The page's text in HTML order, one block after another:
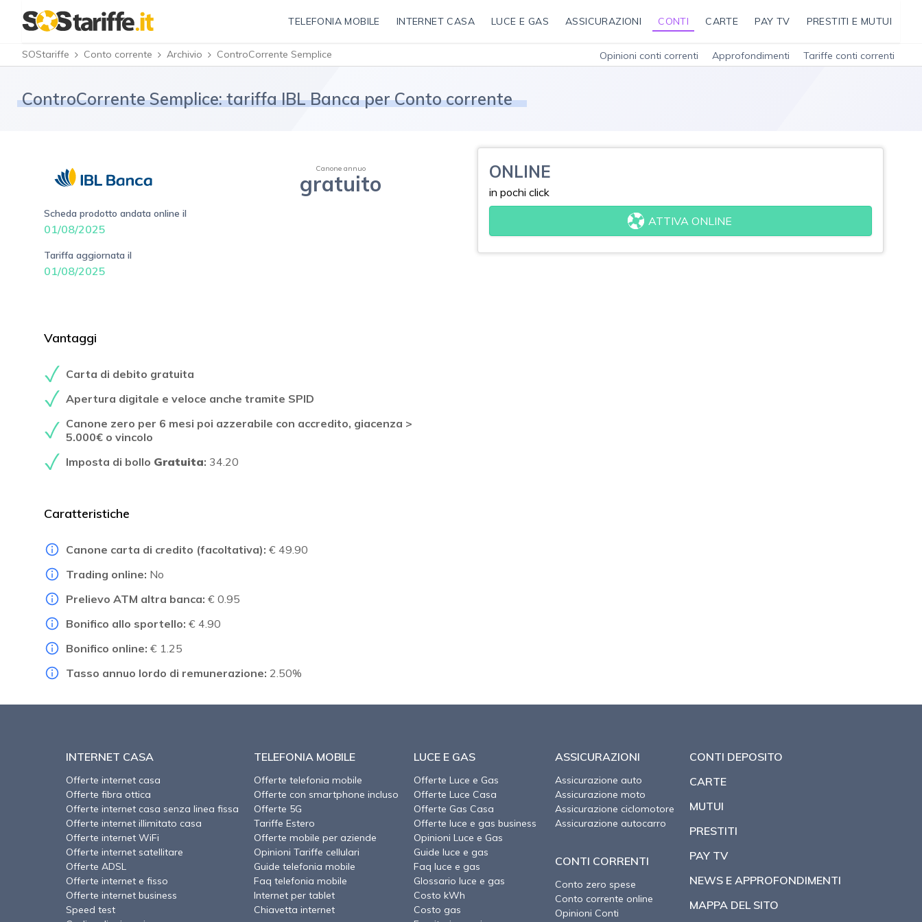
TELEFONIA MOBILE INTERNET CASA LUCE E GAS ASSICURAZIONI CONTI CARTE PAY TV PRESTITI E MUTUI
SOStariffe Conto corrente Archivio ControCorrente Semplice Opinioni conti correnti Approfondimenti Tariffe conti correnti
ControCorrente Semplice: tariffa IBL Banca per Conto corrente
Canone annuo
gratuito
Scheda prodotto andata online il
01/08/2025
Tariffa aggiornata il
01/08/2025
Vantaggi
Carta di debito gratuita
Apertura digitale e veloce anche tramite SPID
Canone zero per 6 mesi poi azzerabile con accredito, giacenza >
5.000€ o vincolo
Imposta di bollo Gratuita: 34.20
Caratteristiche
Canone carta di credito (facoltativa): € 49.90
Trading online: No
Prelievo ATM altra banca: € 0.95
Bonifico allo sportello: € 4.90
Bonifico online: € 1.25
Tasso annuo lordo di remunerazione: 2.50%
ONLINE
in pochi click
ATTIVA ONLINE
INTERNET CASA
Offerte internet casa
Offerte fibra ottica
Offerte internet casa senza linea fissa
Offerte internet illimitato casa
Offerte internet WiFi
Offerte internet satellitare
Offerte ADSL
Offerte internet e fisso
Offerte internet business
Speed test
TELEFONIA MOBILE
Offerte telefonia mobile
Offerte con smartphone incluso
Offerte 5G
Tariffe Estero
Offerte mobile per aziende
Opinioni Tariffe cellulari
Guide telefonia mobile
Faq telefonia mobile
Internet per tablet
Chiavetta internet
LUCE E GAS
Offerte Luce e Gas
Offerte Luce Casa
Offerte Gas Casa
Offerte luce e gas business
Opinioni Luce e Gas
Guide luce e gas
Faq luce e gas
Glossario luce e gas
Costo kWh
Costo gas
ASSICURAZIONI
Assicurazione auto
Assicurazione moto
Assicurazione ciclomotore
Assicurazione autocarro
CONTI CORRENTI
Conto zero spese
Conto corrente online
Opinioni Conti
CONTI DEPOSITO
CARTE
MUTUI
PRESTITI
PAY TV
NEWS E APPROFONDIMENTI
MAPPA DEL SITO